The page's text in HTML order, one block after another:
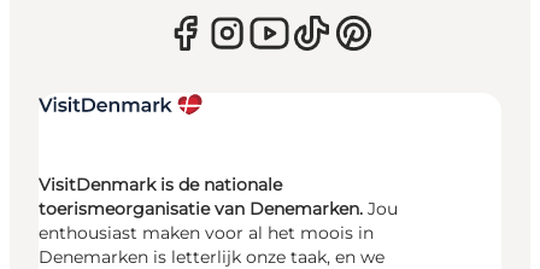
VisitDenmark is de nationale
toerismeorganisatie van Denemarken. Jou
enthousiast maken voor al het moois in
Denemarken is letterlijk onze taak, en we